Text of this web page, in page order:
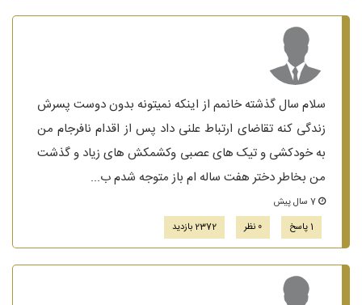
سلام سال گذشته خانمم از اینکه نمیتونه بدون دوست پسرش
زندگی کنه تقاضای ارتباط علنی داد پس از اقدام نافرجام من
به خودکشی و تیک های عصبی وکشمکش های زیاد و گذشت
من بخاطر دختر هفت ساله ام باز متوجه شدم ب...
1 پاسخ
0 نظر 2372 بازدید